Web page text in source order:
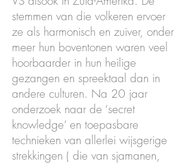
stemmen van die volkeren ervoer
ze als harmonisch en zuiver, onder
meer hun boventonen waren veel
hoorbaarder in hun heilige
gezangen en spreektaal dan in
andere culturen. Na 20 jaar
onderzoek naar de ‘secret
knowledge’ en toepasbare
technieken van allerlei wijsgerige
strekkingen ( die van sjamanen,